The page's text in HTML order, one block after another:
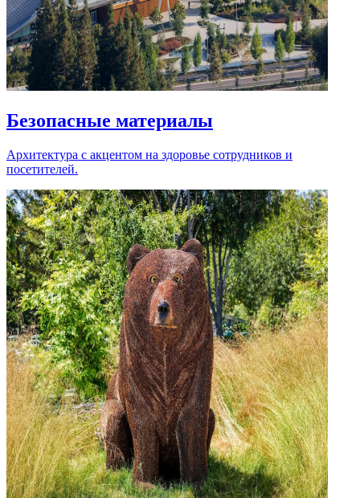
Безопасные материалы
Архитектура с акцентом на здоровье сотрудников и
посетителей.